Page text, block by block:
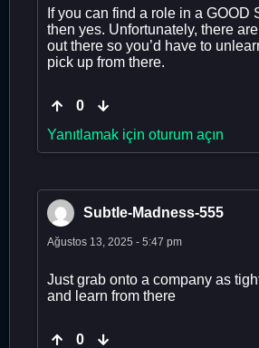
If you can find a role in a GOOD
then yes. Unfortunately, there
out there so you’d have to
pick up from there.
0
Yanıtlamak için oturum açın
Subtle-Madness-555
Ağustos 13, 2025 - 5:47 pm
Just grab onto a company as
and learn from there
0